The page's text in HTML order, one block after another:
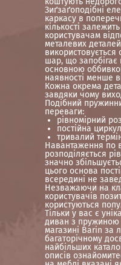
Зиґзаґоподібні
каркасу в
кількості
користувачам
металевих
використовується
шар, що запобігає
основною
наявності менше
Кожна окрема
завдяки чому
Подібний
переваги:
рівномірний
постійна
тривалий
Навантаження по
розподіляється
значно
цього основа
всередині не
Незважаючи на
користувачів
користуються
Тільки у вас є
диван з пружиною
магазині Barin за
багаторічному
найбільших
описів